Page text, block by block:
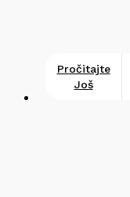
Pročitajte
Još